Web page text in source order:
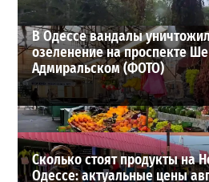
В Одессе вандалы
озеленение на проспекте
Адмиральском (ФОТО)
Сколько стоят продукты на
Одессе: актуальные цены